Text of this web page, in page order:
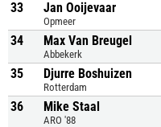
33 Jan Ooijevaar
Opmeer
34 Max Van Breugel
Abbekerk
35 Djurre Boshuizen
Rotterdam
36 Mike Staal
ARO '88